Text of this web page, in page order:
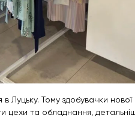
в Луцьку. Тому здобувачки
цехи та обладнання,